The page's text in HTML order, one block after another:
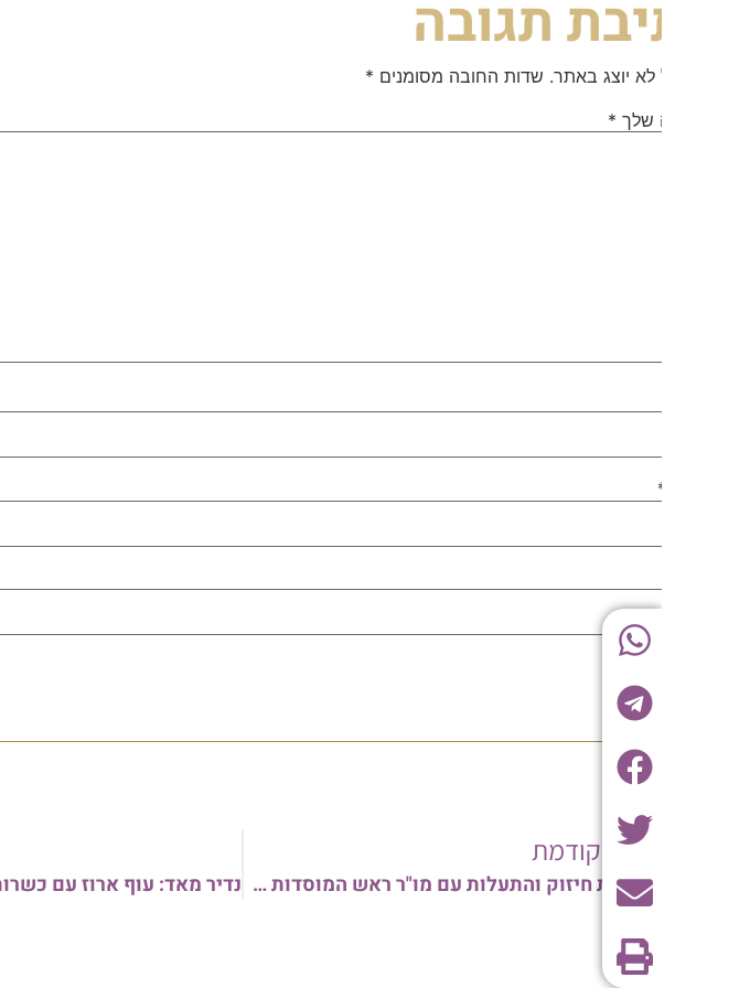
תגובה
לא יוצג באתר. שדות החובה מסומנים*
הקודמת
נתניה: שבת חיזוק והתעלות עם מו"ר ראש המוסדות שליט"א • ביקור מיוחד אצל הישיש המרפא | צפו